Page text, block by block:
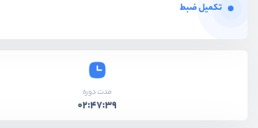
تکمیل ضبط
مدت دوره
02:47:39